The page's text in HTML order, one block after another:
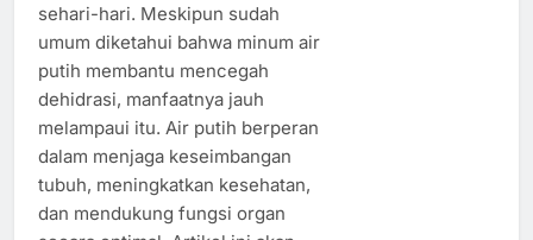
sehari-hari. Meskipun sudah
umum diketahui bahwa minum air
putih membantu mencegah
dehidrasi, manfaatnya jauh
melampaui itu. Air putih berperan
dalam menjaga keseimbangan
tubuh, meningkatkan kesehatan,
dan mendukung fungsi organ